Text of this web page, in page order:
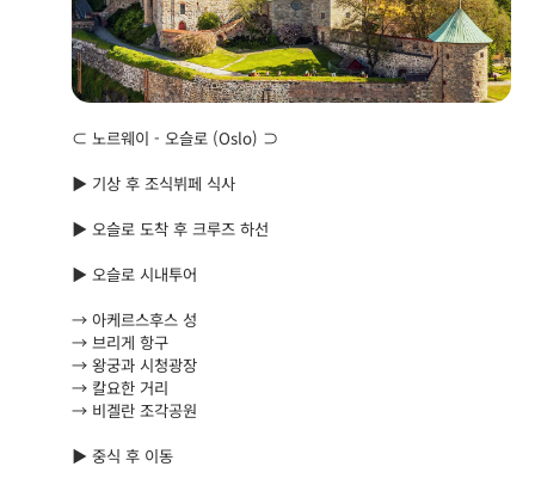
⊂ 노르웨이 - 오슬로 (Oslo) ⊃
▶ 기상 후 조식뷔페 식사
▶ 오슬로 도착 후 크루즈 하선
▶ 오슬로 시내투어
→ 아케르스후스 성
→ 브리게 항구
→ 왕궁과 시청광장
→ 칼요한 거리
→ 비겔란 조각공원
▶ 중식 후 이동